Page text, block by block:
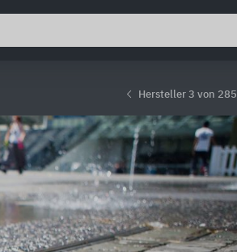
Hersteller 3 von 285